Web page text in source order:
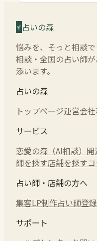
占いの森
悩みを、そっと相談
相談・全国の占い師
添います。
占いの森
トップページ運営会社
サービス
恋愛の森（AI相談） 開
師を探す店舗を探す
占い師・店舗の方へ
集客LP制作占い師登録
サポート